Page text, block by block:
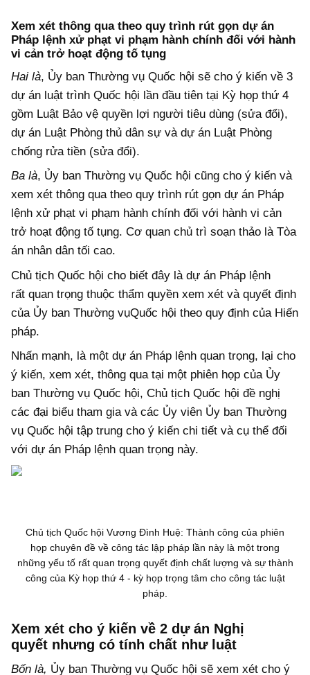
Xem xét thông qua theo quy trình rút gọn dự án
Pháp lệnh xử phạt vi phạm hành chính đối với hành
vi cản trở hoạt động tố tụng
Hai là, Ủy ban Thường vụ Quốc hội sẽ cho ý kiến về 3
dự án luật trình Quốc hội lần đầu tiên tại Kỳ họp thứ 4
gồm Luật Bảo vệ quyền lợi người tiêu dùng (sửa đổi),
dự án Luật Phòng thủ dân sự và dự án Luật Phòng
chống rửa tiền (sửa đổi).
Ba là, Ủy ban Thường vụ Quốc hội cũng cho ý kiến và
xem xét thông qua theo quy trình rút gọn dự án Pháp
lệnh xử phạt vi phạm hành chính đối với hành vi cản
trở hoạt động tố tụng. Cơ quan chủ trì soạn thảo là Tòa
án nhân dân tối cao.
Chủ tịch Quốc hội cho biết đây là dự án Pháp lệnh
rất quan trọng thuộc thẩm quyền xem xét và quyết định
của Ủy ban Thường vụQuốc hội theo quy định của Hiến
pháp.
Nhấn mạnh, là một dự án Pháp lệnh quan trọng, lại cho
ý kiến, xem xét, thông qua tại một phiên họp của Ủy
ban Thường vụ Quốc hội, Chủ tịch Quốc hội đề nghị
các đại biểu tham gia và các Ủy viên Ủy ban Thường
vụ Quốc hội tập trung cho ý kiến chi tiết và cụ thể đối
với dự án Pháp lệnh quan trọng này.
Chủ tịch Quốc hội Vương Đình Huệ: Thành công của phiên
họp chuyên đề về công tác lập pháp lần này là một trong
những yếu tố rất quan trọng quyết định chất lượng và sự thành
công của Kỳ họp thứ 4 - kỳ họp trọng tâm cho công tác luật
pháp.
Xem xét cho ý kiến về 2 dự án Nghị
quyết nhưng có tính chất như luật
Bốn là, Ủy ban Thường vụ Quốc hội sẽ xem xét cho ý